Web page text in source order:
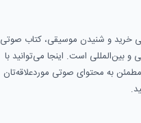
خرید و شنیدن موسیقی، کتاب صوتی
بین‌المللی است. اینجا می‌توانید با
مطمئن به محتوای صوتی موردعلاقه‌تان